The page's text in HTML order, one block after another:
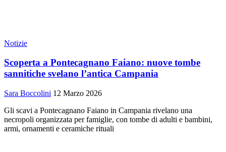
Notizie
Scoperta a Pontecagnano Faiano: nuove tombe
sannitiche svelano l’antica Campania
Sara Boccolini 12 Marzo 2026
Gli scavi a Pontecagnano Faiano in Campania rivelano una
necropoli organizzata per famiglie, con tombe di adulti e bambini,
armi, ornamenti e ceramiche rituali